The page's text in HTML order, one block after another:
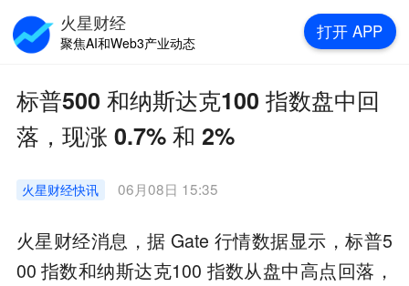
标普500 和纳斯达克100 指数盘中回
落，现涨 0.7% 和 2%
火星财经快讯 06月08日 15:35
火星财经消息，据 Gate 行情数据显示，标普5
00 指数和纳斯达克100 指数从盘中高点回落，
火星财经
聚焦AI和Web3产业动态
打开 APP